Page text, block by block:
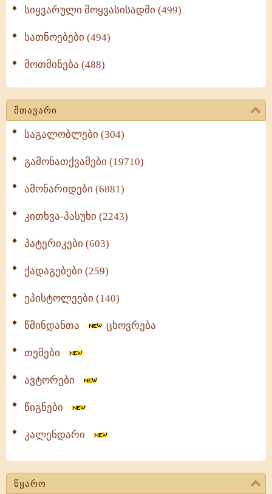
სიყვარული მოყვასისადმი (499)
სათნოებები (494)
მოთმინება (488)
მთავარი
საგალობლები (304)
გამონათქვამები (19710)
ამონარიდები (6881)
კითხვა-პასუხი (2243)
პატერიკები (603)
ქადაგებები (259)
ეპისტოლეები (140)
წმინდანთა ცხოვრება
თემები
ავტორები
წიგნები
კალენდარი
წყარო